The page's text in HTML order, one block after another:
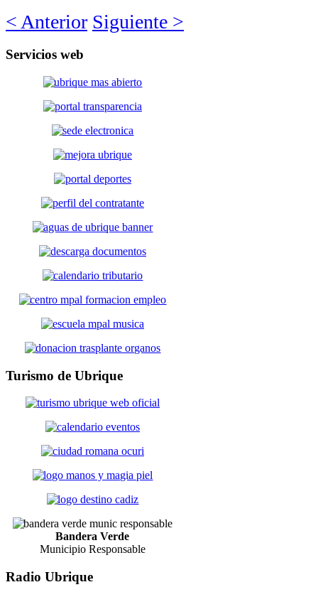
< Anterior Siguiente >
Servicios web
Turismo de Ubrique
Bandera Verde
Municipio Responsable
Radio Ubrique